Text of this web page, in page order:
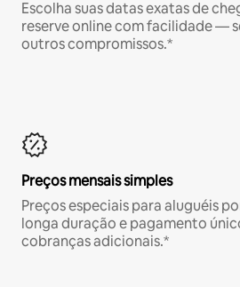
Escolha suas datas exatas de
reserve online com facilidade —
outros compromissos.*
Preços mensais simples
Preços especiais para aluguéis
longa duração e pagamento
cobranças adicionais.*